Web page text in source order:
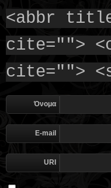
<abbr
cite="">
cite="">
Όνομα
E-mail
URI